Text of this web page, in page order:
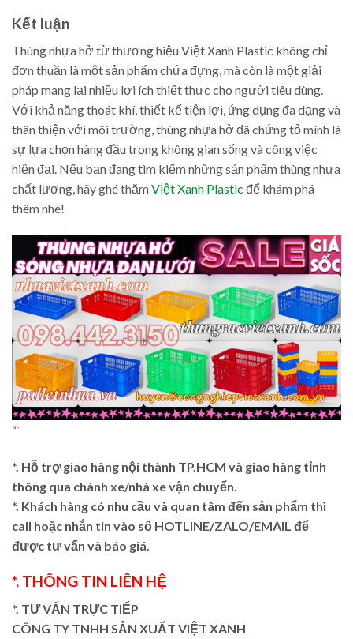
Kết luận
Thùng nhựa hở từ thương hiệu Việt Xanh Plastic không chỉ
đơn thuần là một sản phẩm chứa đựng, mà còn là một giải
pháp mang lại nhiều lợi ích thiết thực cho người tiêu dùng.
Với khả năng thoát khí, thiết kế tiện lợi, ứng dụng đa dạng và
thân thiện với môi trường, thùng nhựa hở đã chứng tỏ mình là
sự lựa chọn hàng đầu trong không gian sống và công việc
hiện đại. Nếu bạn đang tìm kiếm những sản phẩm thùng nhựa
chất lượng, hãy ghé thămViệt Xanh Plastic để khám phá
thêm nhé!
“`
*. Hỗ trợ giao hàng nội thành TP.HCM và giao hàng tỉnh
thông qua chành xe/nhà xe vận chuyển.
*. Khách hàng có nhu cầu và quan tâm đến sản phẩm thì
call hoặc nhắn tin vào số HOTLINE/ZALO/EMAIL để
được tư vấn và báo giá.
*. THÔNG TIN LIÊN HỆ
*. TƯ VẤN TRỰC TIẾP
CÔNG TY TNHH SẢN XUẤT VIỆT XANH